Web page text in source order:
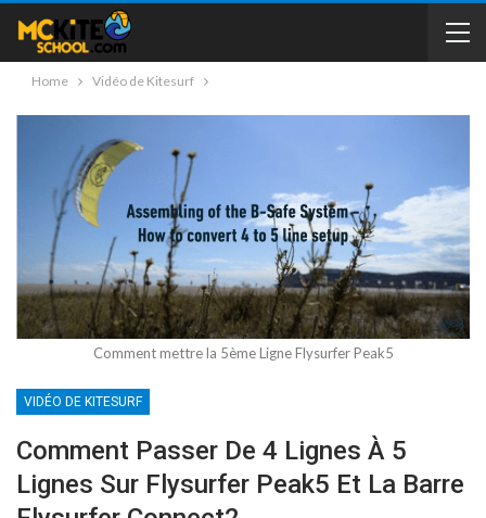
Home Vidéo de Kitesurf
Comment mettre la 5ème Ligne Flysurfer Peak5
VIDÉO DE KITESURF
Comment Passer De 4 Lignes À 5
Lignes Sur Flysurfer Peak5 Et La Barre